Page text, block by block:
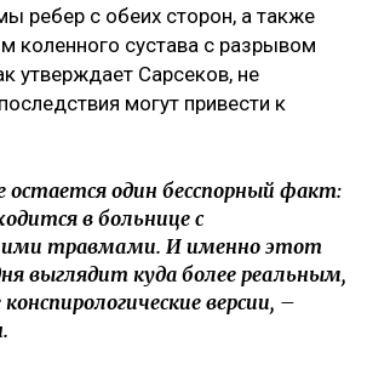
ребер с обеих сторон, а также
коленного сустава с разрывом
утверждает Сарсеков, не
могут привести к
один бесспорный факт:
в больнице с
травмами. И именно этот
выглядит куда более реальным,
версии, –